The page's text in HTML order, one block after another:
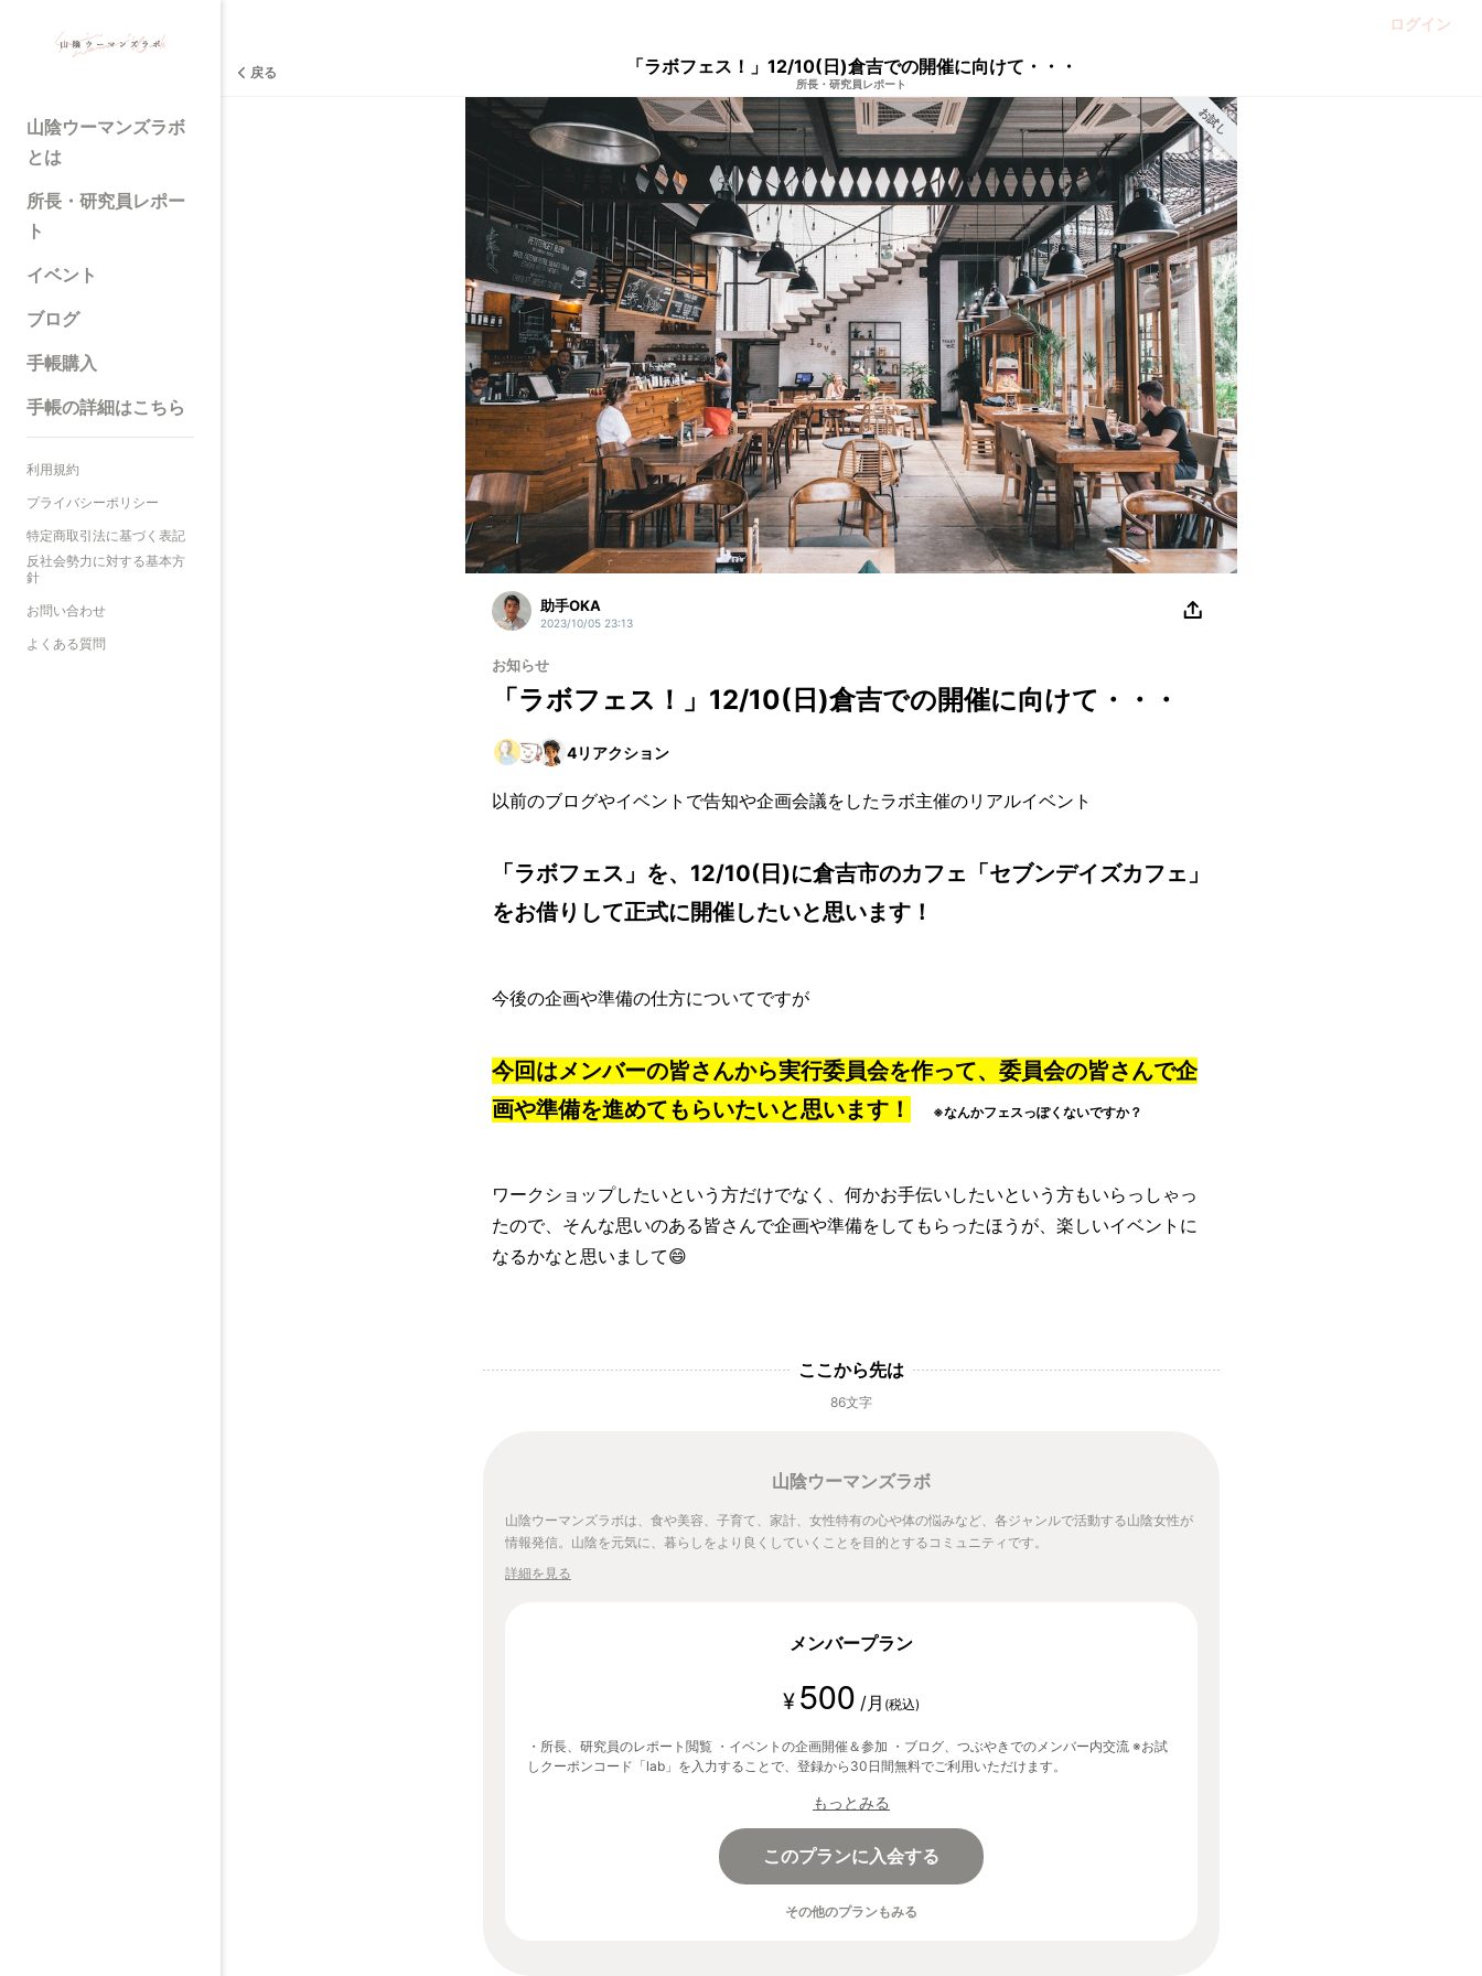
ログイン
山陰ウーマンズラボ
とは
所長・研究員レポー
ト
イベント
ブログ
手帳購入
手帳の詳細はこちら
利用規約
プライバシーポリシー
特定商取引法に基づく表記
反社会勢力に対する基本方
針
お問い合わせ
よくある質問
戻る 「ラボフェス！」12/10(日)倉吉での開催に向けて・・・
所長・研究員レポート
お試し
助手OKA
2023/10/05 23:13
お知らせ
「ラボフェス！」12/10(日)倉吉での開催に向けて・・・
4リアクション
以前のブログやイベントで告知や企画会議をしたラボ主催のリアルイベント
「ラボフェス」を、12/10(日)に倉吉市のカフェ「セブンデイズカフェ」
をお借りして正式に開催したいと思います！
今後の企画や準備の仕方についてですが
今回はメンバーの皆さんから実行委員会を作って、委員会の皆さんで企
画や準備を進めてもらいたいと思います！
※なんかフェスっぽくないですか？
ワークショップしたいという方だけでなく、何かお手伝いしたいという方もいらっしゃっ
たので、そんな思いのある皆さんで企画や準備をしてもらったほうが、楽しいイベントに
なるかなと思いまして😄
ここから先は
86文字
山陰ウーマンズラボ
山陰ウーマンズラボは、食や美容、子育て、家計、女性特有の心や体の悩みなど、各ジャンルで活動する山陰女性が
情報発信。山陰を元気に、暮らしをより良くしていくことを目的とするコミュニティです。
詳細を見る
メンバープラン
¥ 500 /月 (税込)
・所長、研究員のレポート閲覧 ・イベントの企画開催＆参加 ・ブログ、つぶやきでのメンバー内交流 ※お試
しクーポンコード「lab」を入力することで、登録から30日間無料でご利用いただけます。
もっとみる
このプランに入会する
その他のプランもみる